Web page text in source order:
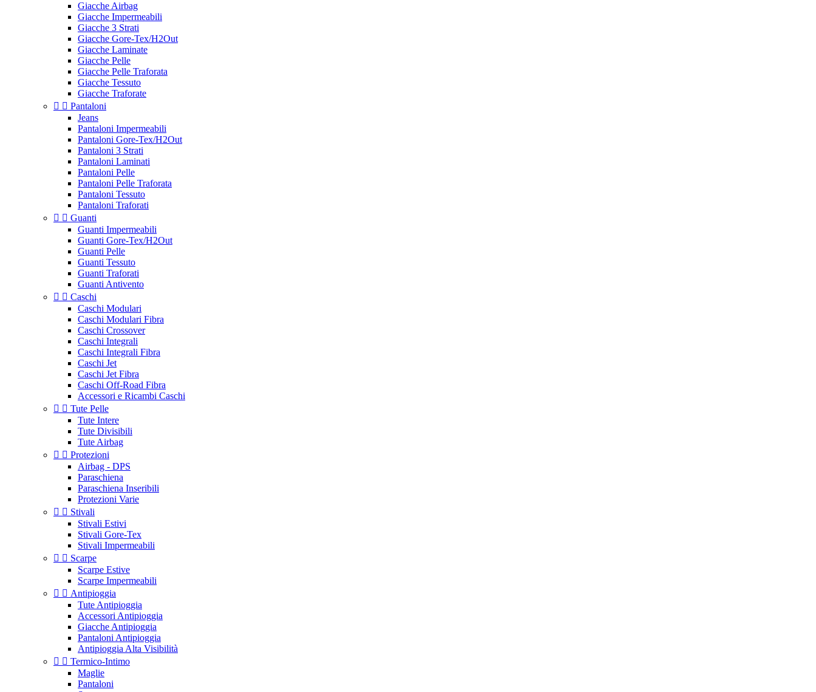
Giacche Airbag
Giacche Impermeabili
Giacche 3 Strati
Giacche Gore-Tex/H2Out
Giacche Laminate
Giacche Pelle
Giacche Pelle Traforata
Giacche Tessuto
Giacche Traforate
  Pantaloni
Jeans
Pantaloni Impermeabili
Pantaloni Gore-Tex/H2Out
Pantaloni 3 Strati
Pantaloni Laminati
Pantaloni Pelle
Pantaloni Pelle Traforata
Pantaloni Tessuto
Pantaloni Traforati
  Guanti
Guanti Impermeabili
Guanti Gore-Tex/H2Out
Guanti Pelle
Guanti Tessuto
Guanti Traforati
Guanti Antivento
  Caschi
Caschi Modulari
Caschi Modulari Fibra
Caschi Crossover
Caschi Integrali
Caschi Integrali Fibra
Caschi Jet
Caschi Jet Fibra
Caschi Off-Road Fibra
Accessori e Ricambi Caschi
  Tute Pelle
Tute Intere
Tute Divisibili
Tute Airbag
  Protezioni
Airbag - DPS
Paraschiena
Paraschiena Inseribili
Protezioni Varie
  Stivali
Stivali Estivi
Stivali Gore-Tex
Stivali Impermeabili
  Scarpe
Scarpe Estive
Scarpe Impermeabili
  Antipioggia
Tute Antipioggia
Accessori Antipioggia
Giacche Antipioggia
Pantaloni Antipioggia
Antipioggia Alta Visibilità
  Termico-Intimo
Maglie
Pantaloni